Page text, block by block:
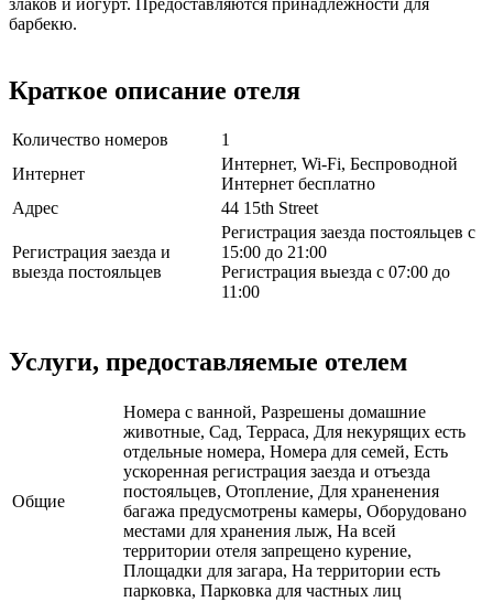
барбекю.
Краткое описание отеля
Количество номеров
1
Интернет
Интернет, Wi-Fi, Беспроводной
Интернет бесплатно
Адрес
44 15th Street
Регистрация заезда и
выезда постояльцев
Регистрация заезда постояльцев с
15:00 до 21:00
Регистрация выезда с 07:00 до
11:00
Услуги, предоставляемые отелем
Общие
Номера с ванной, Разрешены домашние
животные, Сад, Терраса, Для некурящих есть
отдельные номера, Номера для семей, Есть
ускоренная регистрация заезда и отъезда
постояльцев, Отопление, Для храненения
багажа предусмотрены камеры, Оборудовано
местами для хранения лыж, На всей
территории отеля запрещено курение,
Площадки для загара, На территории есть
парковка, Парковка для частных лиц